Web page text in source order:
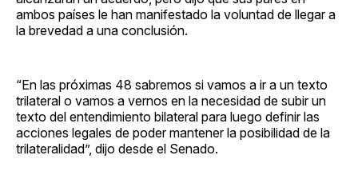
ambos países le han manifestado la voluntad de llegar a
la brevedad a una conclusión.
“En las próximas 48 sabremos si vamos a ir a un texto
trilateral o vamos a vernos en la necesidad de subir un
texto del entendimiento bilateral para luego definir las
acciones legales de poder mantener la posibilidad de la
trilateralidad”, dijo desde el Senado.